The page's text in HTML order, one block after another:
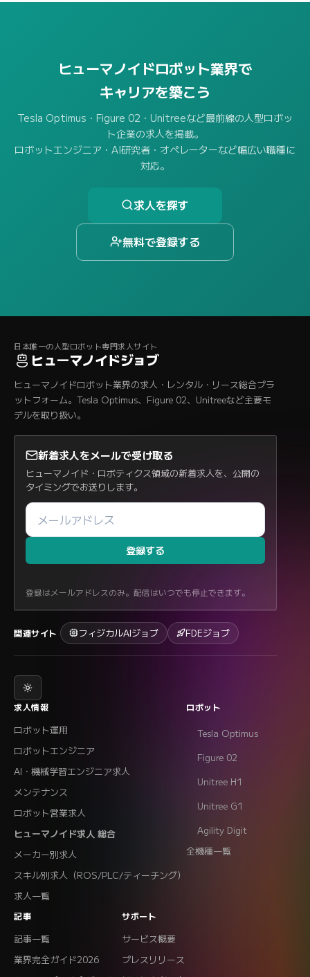
ヒューマノイドロボット業界で
キャリアを築こう
Tesla Optimus・Figure 02・Unitreeなど最前線の人型ロボッ
ト企業の求人を掲載。
ロボットエンジニア・AI研究者・オペレーターなど幅広い職種に
対応。
求人を探す
無料で登録する
日本唯一の人型ロボット専門求人サイト
ヒューマノイドジョブ
ヒューマノイドロボット業界の求人・レンタル・リース総合プラ
ットフォーム。Tesla Optimus、Figure 02、Unitreeなど主要モ
デルを取り扱い。
新着求人をメールで受け取る
ヒューマノイド・ロボティクス領域の新着求人を、公開の
タイミングでお送りします。
登録する
登録はメールアドレスのみ。配信はいつでも停止できます。
関連サイト フィジカルAIジョブ FDEジョブ
求人情報
ロボット運用
ロボットエンジニア
AI・機械学習エンジニア求人
メンテナンス
ロボット営業求人
ヒューマノイド求人 総合
メーカー別求人
スキル別求人（ROS/PLC/ティーチング）
求人一覧
ロボット
Tesla Optimus
Figure 02
Unitree H1
Unitree G1
Agility Digit
全機種一覧
記事
記事一覧
業界完全ガイド2026
サポート
サービス概要
プレスリリース